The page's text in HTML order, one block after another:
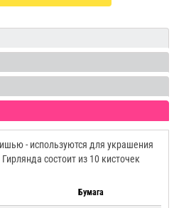
- используются для украшения
состоит из 10 кисточек
Бумага